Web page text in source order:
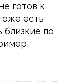
готов к
есть
близкие по